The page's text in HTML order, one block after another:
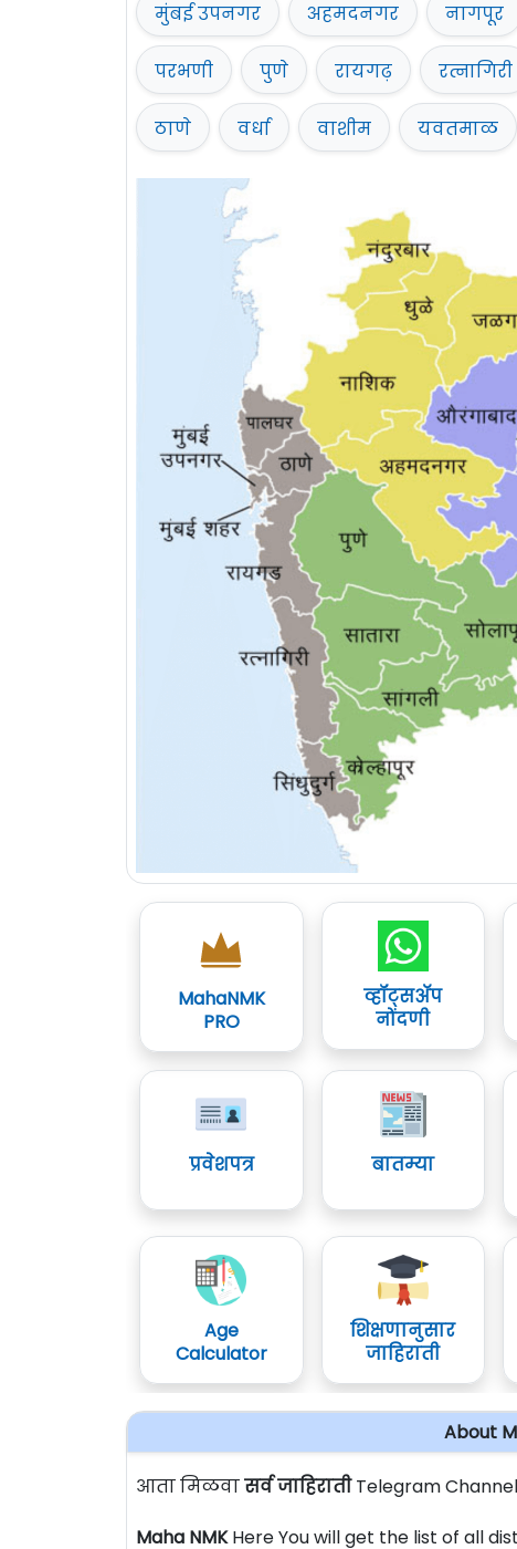
मुंबई उपनगर अहमदनगर नागपूर
परभणी पुणे रायगढ़ रत्नागिरी
ठाणे वर्धा वाशीम यवतमाळ
MahaNMK
PRO
व्हॉट्सॲप
नोंदणी
प्रवेशपत्र बातम्या
Age
Calculator
शिक्षणानुसार
जाहिराती
About
आता मिळवासर्व जाहिरातीTelegram
Maha NMKHere You will get the list of all